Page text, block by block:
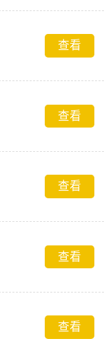
查看
查看
查看
查看
查看